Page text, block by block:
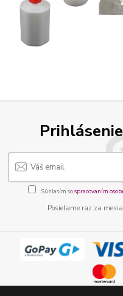
Súhlasím sospracovaním
Posielame raz za